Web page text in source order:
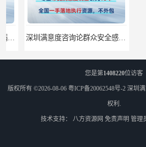
深圳满意度咨询论群众安全感满意度调查如何操作
您是第1408220位访客
版权所有 ©2026-08-06 粤ICP备20062548号-2 深圳
权利.
技术支持： 八方资源网 免责声明 管理